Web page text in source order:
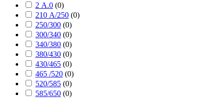
2 А.0 (0)
210 А/250 (0)
250/300 (0)
300/340 (0)
340/380 (0)
380/430 (0)
430/465 (0)
465 /520 (0)
520/585 (0)
585/650 (0)